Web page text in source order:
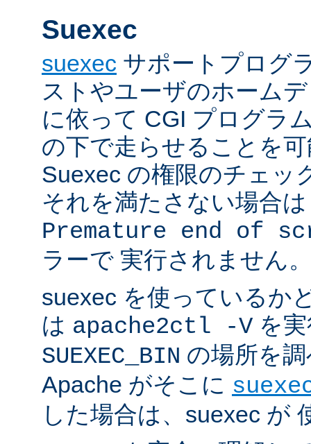
Suexec
suexec サポートプログ
ストやユーザのホーム
に依って CGI プログラ
の下で走らせることを
Suexec の権限のチェッ
それを満たさない場合
Premature end of
ラーで 実行されません
suexec を使っているか
は apache2ctl -V を
SUEXEC_BIN の場所を
Apache がそこに
した場合は、suexec が